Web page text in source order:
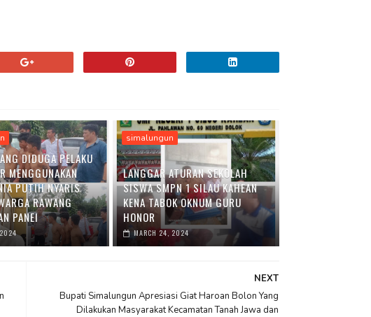
DIDUGA PELAKU
MENGGUNAKAN
PUTIH NYARIS
RAWANG
PANEI
simalungun
LANGGAR ATURAN SEKOLAH
SISWA SMPN 1 SILAU KAHEAN
KENA TABOK OKNUM GURU
HONOR
MARCH 24, 2024
NEXT
Bupati Simalungun Apresiasi Giat Haroan Bolon Yang
Dilakukan Masyarakat Kecamatan Tanah Jawa dan